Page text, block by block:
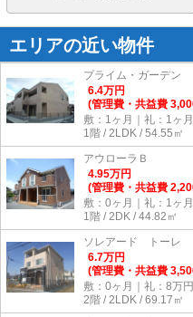
エリアの近い物件
プライム・ガーデン
6.4万円
(管理費・共益費
敷：1ヶ月｜礼：1ヶ月
1階 / 2LDK / 54.55㎡
アウローラＢ
4.95万円
(管理費・共益費
敷：0ヶ月｜礼：1ヶ月
1階 / 2DK / 44.82㎡
ソレアード トーレ
6.7万円
(管理費・共益費
敷：0ヶ月｜礼：8万円
2階 / 2LDK / 69.17㎡